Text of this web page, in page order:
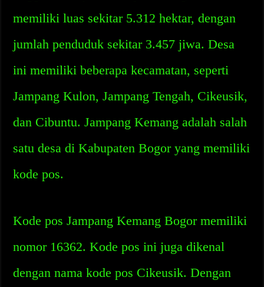
memiliki luas sekitar 5.312 hektar, dengan
jumlah penduduk sekitar 3.457 jiwa. Desa
ini memiliki beberapa kecamatan, seperti
Jampang Kulon, Jampang Tengah, Cikeusik,
dan Cibuntu. Jampang Kemang adalah salah
satu desa di Kabupaten Bogor yang memiliki
kode pos.
Kode pos Jampang Kemang Bogor memiliki
nomor 16362. Kode pos ini juga dikenal
dengan nama kode pos Cikeusik. Dengan